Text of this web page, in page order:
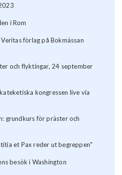
i Rom
förlag på Bokmässan
och flyktingar, 24 september
kongressen live via
grundkurs för präster och
et Pax reder ut begreppen"
besök i Washington